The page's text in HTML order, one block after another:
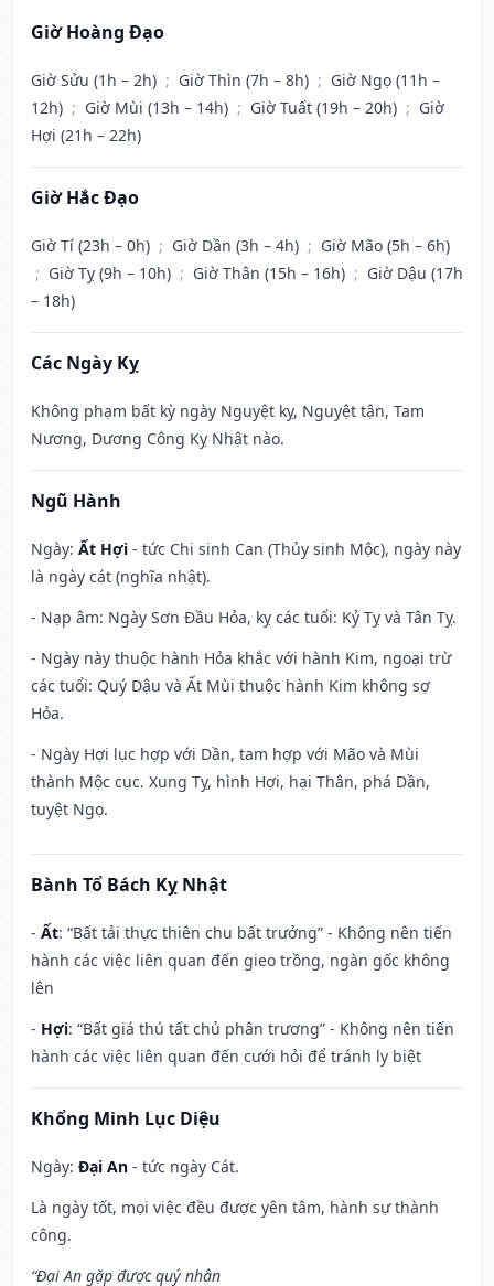
Giờ Hoàng Đạo
Giờ Sửu (1h – 2h) ; Giờ Thìn (7h – 8h) ; Giờ Ngọ (11h –
12h) ; Giờ Mùi (13h – 14h) ; Giờ Tuất (19h – 20h) ; Giờ
Hợi (21h – 22h)
Giờ Hắc Đạo
Giờ Tí (23h – 0h) ; Giờ Dần (3h – 4h) ; Giờ Mão (5h – 6h)
; Giờ Tỵ (9h – 10h) ; Giờ Thân (15h – 16h) ; Giờ Dậu (17h
– 18h)
Các Ngày Kỵ
Không phạm bất kỳ ngày Nguyệt kỵ, Nguyệt tận, Tam
Nương, Dương Công Kỵ Nhật nào.
Ngũ Hành
Ngày: Ất Hợi - tức Chi sinh Can (Thủy sinh Mộc), ngày này
là ngày cát (nghĩa nhật).
- Nạp âm: Ngày Sơn Đầu Hỏa, kỵ các tuổi: Kỷ Tỵ và Tân Tỵ.
- Ngày này thuộc hành Hỏa khắc với hành Kim, ngoại trừ
các tuổi: Quý Dậu và Ất Mùi thuộc hành Kim không sợ
Hỏa.
- Ngày Hợi lục hợp với Dần, tam hợp với Mão và Mùi
thành Mộc cục. Xung Tỵ, hình Hợi, hại Thân, phá Dần,
tuyệt Ngọ.
Bành Tổ Bách Kỵ Nhật
- Ất: “Bất tải thực thiên chu bất trưởng” - Không nên tiến
hành các việc liên quan đến gieo trồng, ngàn gốc không
lên
- Hợi: “Bất giá thú tất chủ phân trương” - Không nên tiến
hành các việc liên quan đến cưới hỏi để tránh ly biệt
Khổng Minh Lục Diệu
Ngày: Đại An - tức ngày Cát.
Là ngày tốt, mọi việc đều được yên tâm, hành sự thành
công.
“Đại An gặp được quý nhân